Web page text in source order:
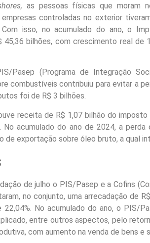
as pessoas físicas que moram
controladas no exterior
isso, no acumulado do ano, o
bilhões, com crescimento real de
Pasep (Programa de Integração
combustíveis contribuiu para evitar a
foi de R$ 3 bilhões.
receita de R$ 1,07 bilhão do
acumulado do ano de 2024, a
de exportação sobre óleo bruto, a qual
de julho o PIS/Pasep e a Cofins
no conjunto, uma arrecadação de
No acumulado do ano, o PIS/
entre outros aspectos, pelo
com aumento na venda de bens e